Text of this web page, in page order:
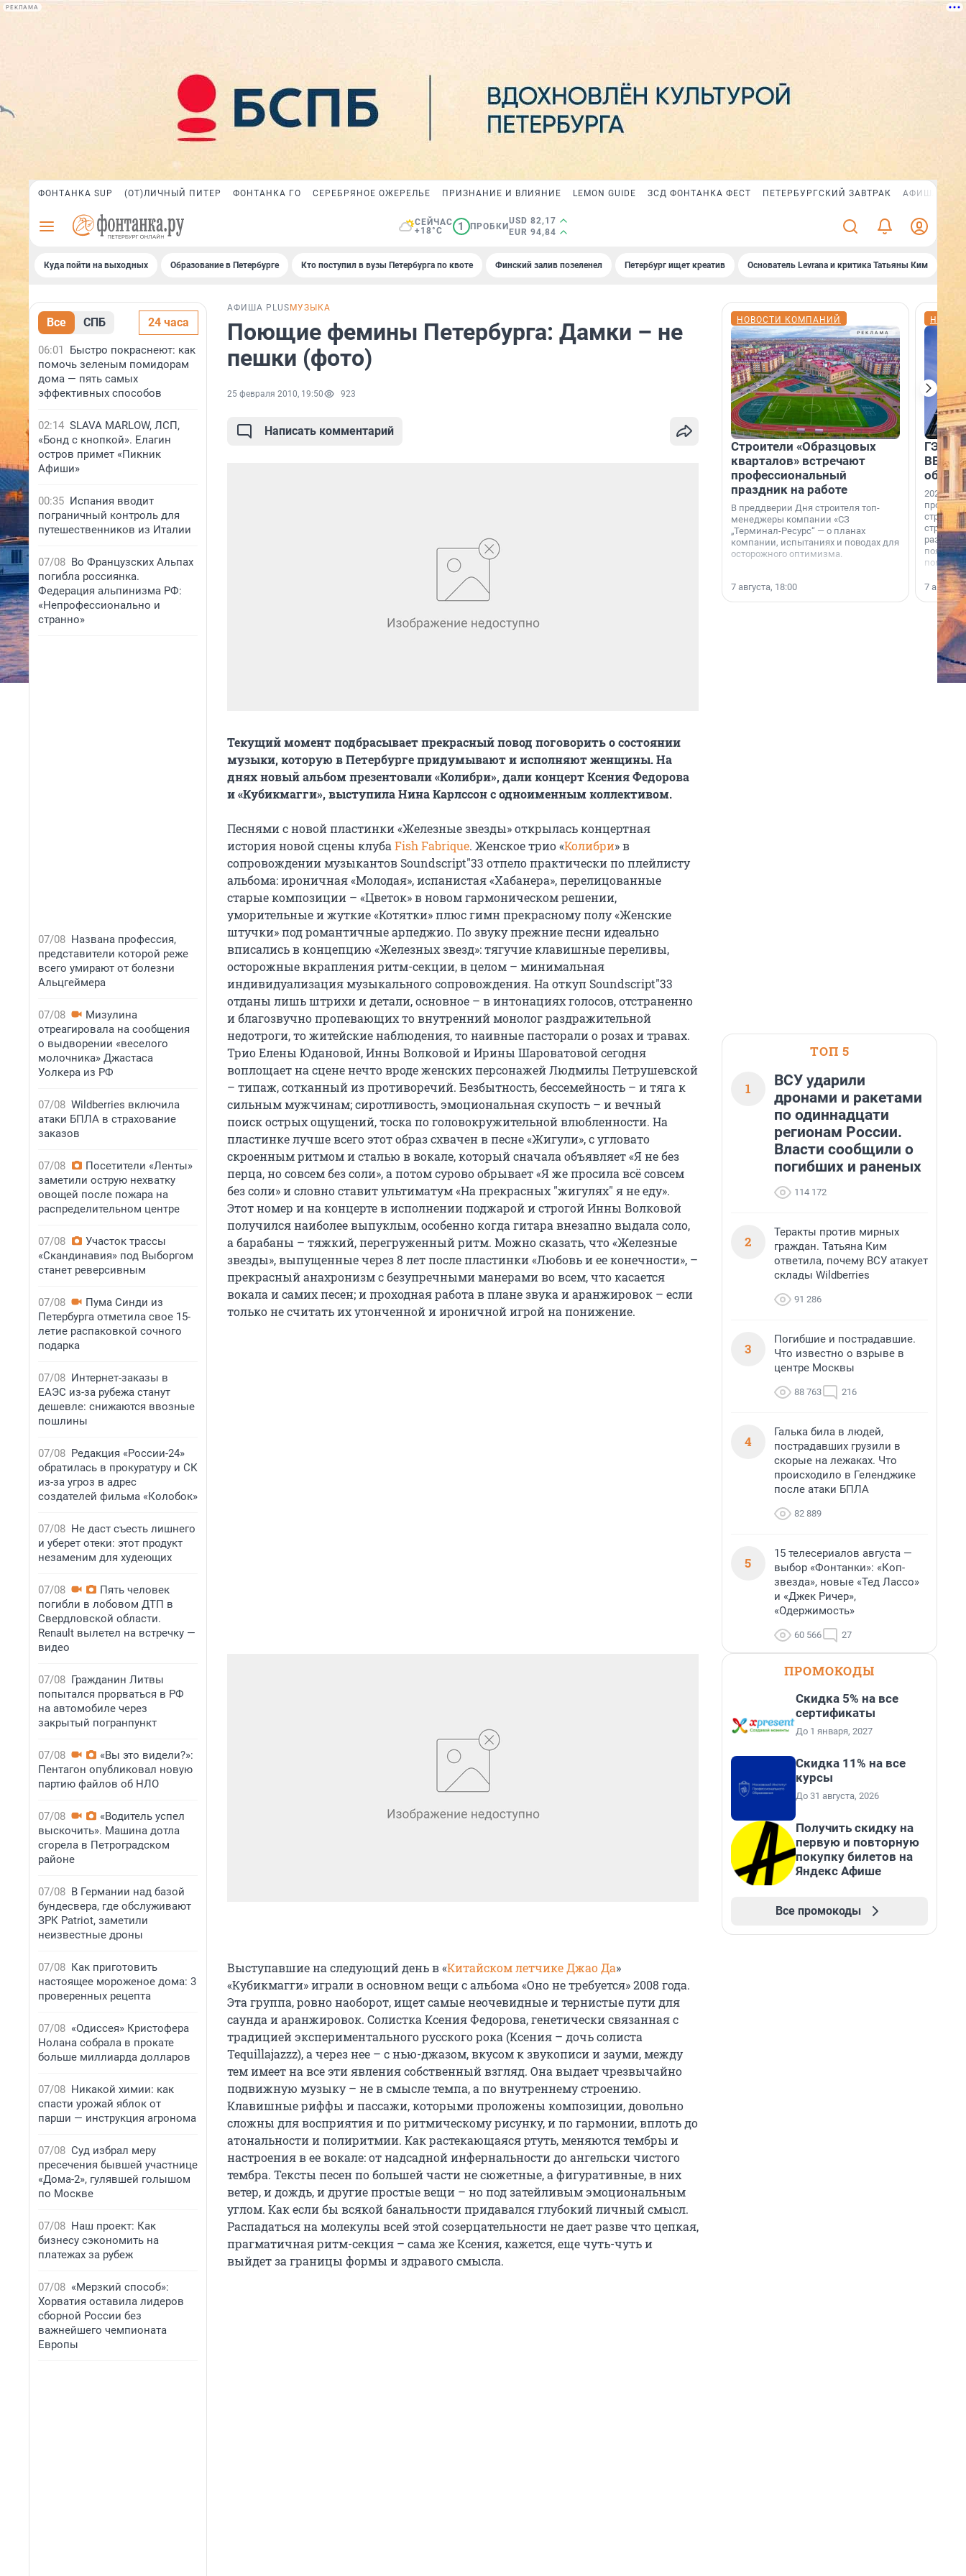
РЕКЛАМА
ФОНТАНКА SUP (ОТ)ЛИЧНЫЙ ПИТЕР ФОНТАНКА ГО СЕРЕБРЯНОЕ ОЖЕРЕЛЬЕ ПРИЗНАНИЕ И ВЛИЯНИЕ LEMON GUIDE ЗСД ФОНТАНКА ФЕСТ ПЕТЕРБУРГСКИЙ ЗАВТРАК АФИША PLUS
СЕЙЧАС
+18°C
1 ПРОБКИ
USD 82,17
EUR 94,84
Куда пойти на выходных Образование в Петербурге Кто поступил в вузы Петербурга по квоте Финский залив позеленел Петербург ищет креатив Основатель Levrana и критика Татьяны Ким
Все СПБ 24 часа
06:01
Быстро покраснеют: как
помочь зеленым помидорам
дома — пять самых
эффективных способов
02:14 SLAVA MARLOW, ЛСП,
«Бонд с кнопкой». Елагин
остров примет «Пикник
Афиши»
00:35 Испания вводит
пограничный контроль для
путешественников из Италии
07/08 Во Французских Альпах
погибла россиянка.
Федерация альпинизма РФ:
«Непрофессионально и
странно»
07/08 Названа профессия,
представители которой реже
всего умирают от болезни
Альцгеймера
07/08
Мизулина
отреагировала на сообщения
о выдворении «веселого
молочника» Джастаса
Уолкера из РФ
07/08 Wildberries включила
атаки БПЛА в страхование
заказов
07/08
Посетители «Ленты»
заметили острую нехватку
овощей после пожара на
распределительном центре
07/08
Участок трассы
«Скандинавия» под Выборгом
станет реверсивным
07/08
Пума Синди из
Петербурга отметила свое 15-
летие распаковкой сочного
подарка
07/08 Интернет-заказы в
ЕАЭС из-за рубежа станут
дешевле: снижаются ввозные
пошлины
07/08 Редакция «России-24»
обратилась в прокуратуру и СК
из-за угроз в адрес
создателей фильма «Колобок»
07/08 Не даст съесть лишнего
и уберет отеки: этот продукт
незаменим для худеющих
07/08
Пять человек
погибли в лобовом ДТП в
Свердловской области.
Renault вылетел на встречку —
видео
07/08 Гражданин Литвы
попытался прорваться в РФ
на автомобиле через
закрытый погранпункт
07/08
«Вы это видели?»:
Пентагон опубликовал новую
партию файлов об НЛО
07/08
«Водитель успел
выскочить». Машина дотла
сгорела в Петроградском
районе
07/08 В Германии над базой
бундесвера, где обслуживают
ЗРК Patriot, заметили
неизвестные дроны
07/08 Как приготовить
настоящее мороженое дома: 3
проверенных рецепта
07/08 «Одиссея» Кристофера
Нолана собрала в прокате
больше миллиарда долларов
07/08 Никакой химии: как
спасти урожай яблок от
парши — инструкция агронома
07/08 Суд избрал меру
пресечения бывшей участнице
«Дома-2», гулявшей голышом
по Москве
07/08 Наш проект: Как
бизнесу сэкономить на
платежах за рубеж
07/08 «Мерзкий способ»:
Хорватия оставила лидеров
сборной России без
важнейшего чемпионата
Европы
АФИША PLUS МУЗЫКА
Поющие фемины Петербурга: Дамки – не
пешки (фото)
25 февраля 2010, 19:50 923
Написать комментарий
Текущий момент подбрасывает прекрасный повод поговорить о состоянии
музыки, которую в Петербурге придумывают и исполняют женщины. На
днях новый альбом презентовали «Колибри», дали концерт Ксения Федорова
и «Кубикмагги», выступила Нина Карлссон с одноименным коллективом.
Песнями с новой пластинки «Железные звезды» открылась концертная
история новой сцены клуба Fish Fabrique. Женское трио «Колибри» в
сопровождении музыкантов Soundscript"33 отпело практически по плейлисту
альбома: ироничная «Молодая», испанистая «Хабанера», перелицованные
старые композиции – «Цветок» в новом гармоническом решении,
уморительные и жуткие «Котятки» плюс гимн прекрасному полу «Женские
штучки» под романтичные арпеджио. По звуку прежние песни идеально
вписались в концепцию «Железных звезд»: тягучие клавишные переливы,
осторожные вкрапления ритм-секции, в целом – минимальная
индивидуализация музыкального сопровождения. На откуп Soundscript"33
отданы лишь штрихи и детали, основное – в интонациях голосов, отстраненно
и благозвучно пропевающих то внутренний монолог раздражительной
недотроги, то житейские наблюдения, то наивные пасторали о розах и травах.
Трио Елены Юдановой, Инны Волковой и Ирины Шароватовой сегодня
воплощает на сцене нечто вроде женских персонажей Людмилы Петрушевской
– типаж, сотканный из противоречий. Безбытность, бессемейность – и тяга к
сильным мужчинам; сиротливость, эмоциональная скупость – и вечный
поиск острых ощущений, тоска по головокружительной влюбленности. На
пластинке лучше всего этот образ схвачен в песне «Жигули», с угловато
скроенным ритмом и сталью в вокале, который сначала объявляет «Я не без
перца, но совсем без соли», а потом сурово обрывает «Я же просила всё совсем
без соли» и словно ставит ультиматум «На прекрасных "жигулях" я не еду».
Этот номер и на концерте в исполнении поджарой и строгой Инны Волковой
получился наиболее выпуклым, особенно когда гитара внезапно выдала соло,
а барабаны – тяжкий, перегруженный ритм. Можно сказать, что «Железные
звезды», выпущенные через 8 лет после пластинки «Любовь и ее конечности», –
прекрасный анахронизм с безупречными манерами во всем, что касается
вокала и самих песен; и проходная работа в плане звука и аранжировок – если
только не считать их утонченной и ироничной игрой на понижение.
Выступавшие на следующий день в «Китайском летчике Джао Да»
«Кубикмагги» играли в основном вещи с альбома «Оно не требуется» 2008 года.
Эта группа, ровно наоборот, ищет самые неочевидные и тернистые пути для
саунда и аранжировок. Солистка Ксения Федорова, генетически связанная с
традицией экспериментального русского рока (Ксения – дочь солиста
Tequillajazzz), а через нее – с нью-джазом, вкусом к звукописи и зауми, между
тем имеет на все эти явления собственный взгляд. Она выдает чрезвычайно
подвижную музыку – не в смысле темпа, а по внутреннему строению.
Клавишные риффы и пассажи, которыми проложены композиции, довольно
сложны для восприятия и по ритмическому рисунку, и по гармонии, вплоть до
атональности и полиритмии. Как растекающаяся ртуть, меняются тембры и
настроения в ее вокале: от надсадной инфернальности до ангельски чистого
тембра. Тексты песен по большей части не сюжетные, а фигуративные, в них
ветер, и дождь, и другие простые вещи – но под затейливым эмоциональным
углом. Как если бы всякой банальности придавался глубокий личный смысл.
Распадаться на молекулы всей этой созерцательности не дает разве что цепкая,
прагматичная ритм-секция – сама же Ксения, кажется, еще чуть-чуть и
выйдет за границы формы и здравого смысла.
НОВОСТИ КОМПАНИЙ
Строители «Образцовых
кварталов» встречают
профессиональный
праздник на работе
В преддверии Дня строителя топ-
менеджеры компании «СЗ
„Терминал-Ресурс“ — о планах
компании, испытаниях и поводах для
осторожного оптимизма.
7 августа, 18:00
ГЭС,
ВВП: в
об
2026-й —
раз. В
7
ТОП 5
1
ВСУ ударили
дронами и ракетами
по одиннадцати
регионам России.
Власти сообщили о
погибших и раненых
114 172
2
Теракты против мирных
граждан. Татьяна Ким
ответила, почему ВСУ атакует
склады Wildberries
91 286
3
Погибшие и пострадавшие.
Что известно о взрыве в
центре Москвы
88 763 216
4
Галька била в людей,
пострадавших грузили в
скорые на лежаках. Что
происходило в Геленджике
после атаки БПЛА
82 889
5
15 телесериалов августа —
выбор «Фонтанки»: «Коп-
звезда», новые «Тед Лассо»
и «Джек Ричер»,
«Одержимость»
60 566 27
ПРОМОКОДЫ
Скидка 5% на все
сертификаты
До 1 января, 2027
Скидка 11% на все
курсы
До 31 августа, 2026
Получить скидку на
первую и повторную
покупку билетов на
Яндекс Афише
Все промокоды